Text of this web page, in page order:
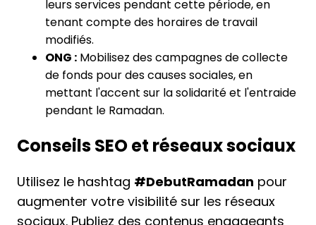
leurs services pendant cette période, en
tenant compte des horaires de travail
modifiés.
ONG : Mobilisez des campagnes de collecte
de fonds pour des causes sociales, en
mettant l'accent sur la solidarité et l'entraide
pendant le Ramadan.
Conseils SEO et réseaux sociaux
Utilisez le hashtag #DebutRamadan pour
augmenter votre visibilité sur les réseaux
sociaux. Publiez des contenus engageants